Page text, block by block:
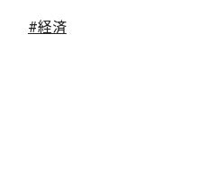
#経済